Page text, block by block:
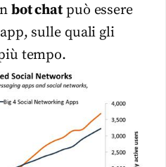
bot chatpuò essere
sulle quali gli
tempo.